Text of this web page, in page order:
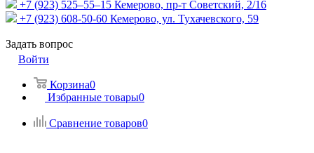
+7 (923) 525–55–15 Кемерово, пр-т Советский, 2/16
+7 (923) 608-50-60 Кемерово, ул. Тухачевского, 59
Задать вопрос
Войти
Корзина0
Избранные товары0
Сравнение товаров0